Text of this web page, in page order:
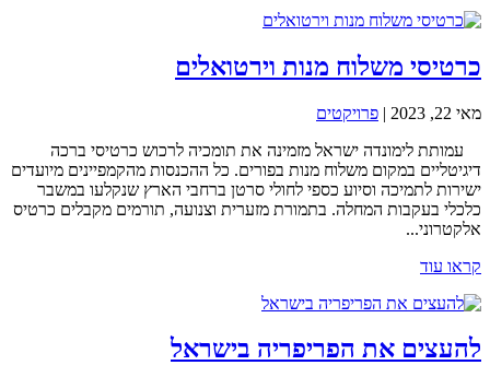
כרטיסי משלוח מנות וירטואלים
מאי 22, 2023 | פרויקטים
עמותת לימונדה ישראל מזמינה את תומכיה לרכוש כרטיסי ברכה
דיגיטליים במקום משלוח מנות בפורים. כל ההכנסות מהקמפיינים מיועדים
ישירות לתמיכה וסיוע כספי לחולי סרטן ברחבי הארץ שנקלעו במשבר
כלכלי בעקבות המחלה. בתמורת מזערית וצנועה, תורמים מקבלים כרטיס
אלקטרוני...
קראו עוד
להעצים את הפריפריה בישראל